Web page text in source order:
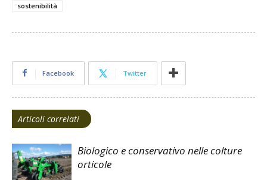
sostenibilità
Facebook Twitter
Articoli correlati
Biologico e conservativo nelle colture
orticole